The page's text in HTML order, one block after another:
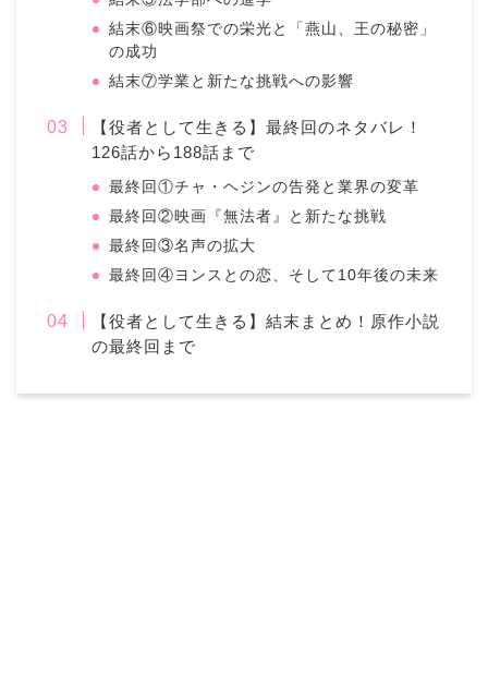
結末⑥映画祭での栄光と「燕山、王の秘密」
の成功
結末⑦学業と新たな挑戦への影響
【役者として生きる】最終回のネタバレ！
126話から188話まで
最終回①チャ・ヘジンの告発と業界の変革
最終回②映画『無法者』と新たな挑戦
最終回③名声の拡大
最終回④ヨンスとの恋、そして10年後の未来
【役者として生きる】結末まとめ！原作小説
の最終回まで